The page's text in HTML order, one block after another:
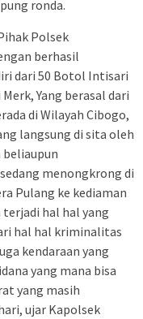
ronda.
Polsek
berhasil
dari 50 Botol Intisari
Yang berasal dari
di Wilayah Cibogo,
langsung di sita oleh
beliaupun
menongkrong di
Pulang ke kediaman
hal hal yang
hal hal kriminalitas
kendaraan yang
yang mana bisa
yang masih
ujar Kapolsek